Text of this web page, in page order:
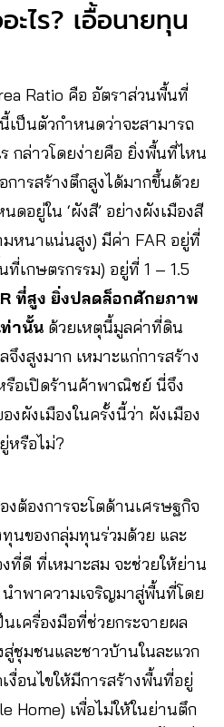
ะไร? เอื้อนายทุน
Ratio คือ อัตราส่วนพื้นที่
ป็นตัวกำหนดว่าจะสามารถ
กล่าวโดยง่ายคือ ยิ่งพื้นที่ไหน
การสร้างตึกสูงได้มากขึ้นด้วย
ดอยู่ใน ‘ผังสี’ อย่างผังเมืองสี
หนาแน่นสูง) มีค่า FAR อยู่ที่
เกษตรกรรม) อยู่ที่ 1 – 1.5
ที่สูง ยิ่งปลดล็อกศักยภาพ
านั้น ด้วยเหตุนี้มูลค่าที่ดิน
งสูงมาก เหมาะแก่การสร้าง
รือเปิดร้านค้าพาณิชย์ นี่จึง
งผังเมืองในครั้งนี้ว่า ผังเมือง
หรือไม่?
งต้องการจะโตด้านเศรษฐกิจ
นของกลุ่มทุนร่วมด้วย และ
ที่ดี ที่เหมาะสม จะช่วยให้ย่าน
ำพาความเจริญมาสู่พื้นที่โดย
นเครื่องมือที่ช่วยกระจายผล
ชุมชนและชาวบ้านในละแวก
งื่อนไขให้มีการสร้างพื้นที่อยู่
Home) เพื่อไม่ให้ในย่านตึก